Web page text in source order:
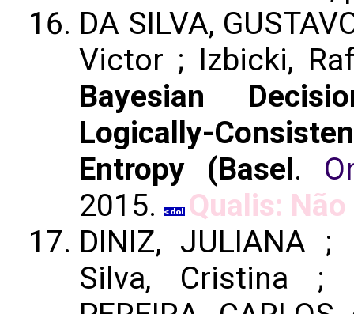
DA SILVA,
Victor ; Izbicki,
Bayesian
Logically-
Entropy (Basel.
2015.
Qualis:
DINIZ, JULIANA
Silva, Cristina ;